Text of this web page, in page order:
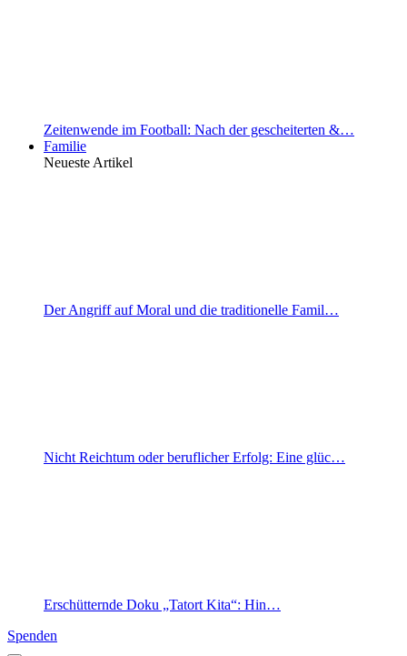
Zeitenwende im Football: Nach der gescheiterten &…
Familie
Neueste Artikel
Der Angriff auf Moral und die traditionelle Famil…
Nicht Reichtum oder beruflicher Erfolg: Eine glüc…
Erschütternde Doku „Tatort Kita“: Hin…
Spenden